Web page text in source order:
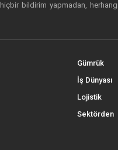
hiçbir bildirim yapmadan,
Gümrük
İş Dünyası
Lojistik
Sektörden